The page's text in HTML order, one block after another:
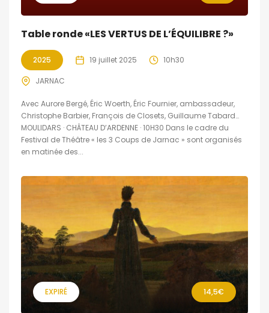
Table ronde «LES VERTUS DE L’ÉQUILIBRE ?»
2025 19 juillet 2025 10h30
JARNAC
Avec Aurore Bergé, Éric Woerth, Éric Fournier, ambassadeur,
Christophe Barbier, François de Closets, Guillaume Tabard…
MOULIDARS · CHÂTEAU D’ARDENNE · 10H30 Dans le cadre du
Festival de Théâtre « les 3 Coups de Jarnac » sont organisés
en matinée des...
EXPIRÉ 14,5€